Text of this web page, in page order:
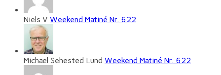
Niels V Weekend Matiné Nr. 622
Michael Sehested Lund Weekend Matiné Nr. 622